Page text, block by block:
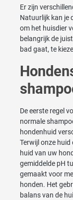
Er zijn
Natuurlijk kan je
om het huisdier
belangrijk de
bad gaat, te
De eerste regel
normale
hondenhuid
Terwijl onze huid
huid van uw
gemiddelde pH
gemaakt voor
honden. Het
balans van de